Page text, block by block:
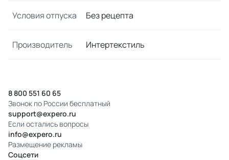
Условия отпуска Без рецепта
Производитель Интертекстиль
8 800 551 60 65
Звонок по России бесплатный
support@expero.ru
Если остались вопросы
info@expero.ru
Размещение рекламы
Соцсети